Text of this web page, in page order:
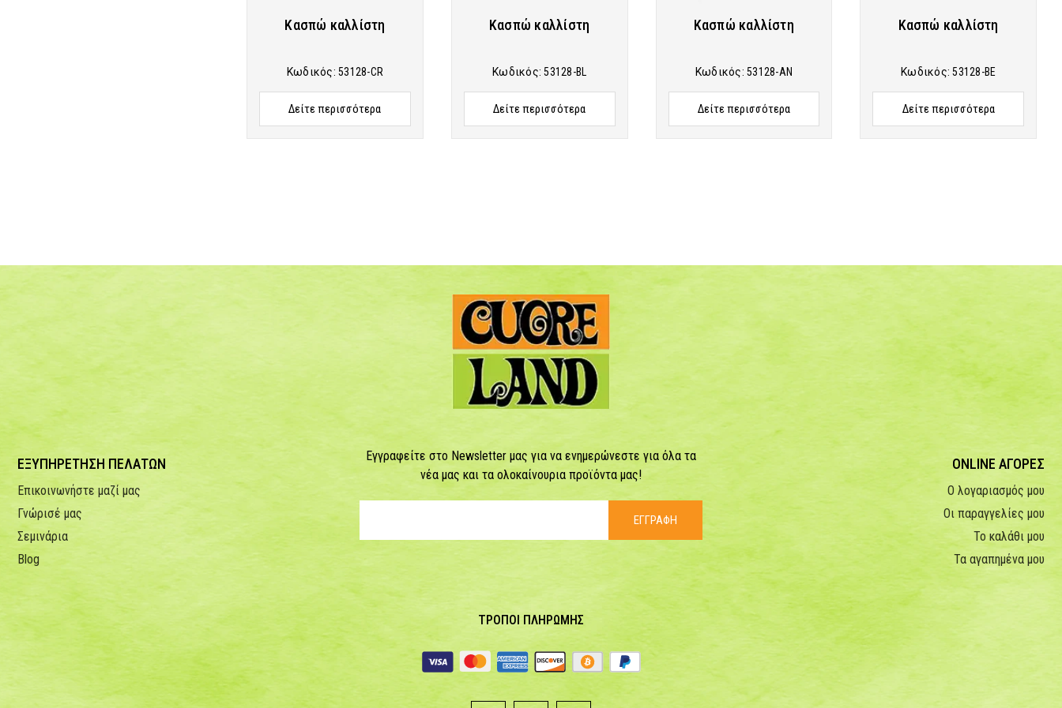
Κασπώ καλλίστη
Κωδικός: 53128-CR
Δείτε περισσότερα
Κασπώ καλλίστη
Κωδικός:53128-BL
Δείτε περισσότερα
Κασπώ καλλίστη
Κωδικός: 53128-AN
Δείτε περισσότερα
Κασπώ καλλίστη
Κωδικός:53128-BE
Δείτε περισσότερα
ΕΞΥΠΗΡΕΤΗΣΗ ΠΕΛΑΤΩΝ
Επικοινωνήστε μαζί μας
Γνώρισέ μας
Σεμινάρια
Blog
Εγγραφείτε στο Newsletter μας για να ενημερώνεστε για όλα τα
νέα μας και τα ολοκαίνουρια προϊόντα μας!
ΕΓΓΡΑΦΗ
ONLINE ΑΓΟΡΕΣ
Ο λογαριασμός μου
Οι παραγγελίες μου
Το καλάθι μου
Τα αγαπημένα μου
ΤΡΟΠΟΙ ΠΛΗΡΩΜΗΣ